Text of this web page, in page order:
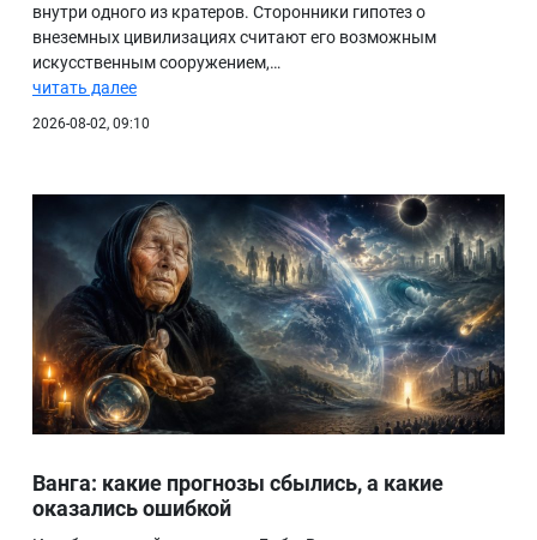
внутри одного из кратеров. Сторонники гипотез о
внеземных цивилизациях считают его возможным
искусственным сооружением,…
читать далее
2026-08-02, 09:10
Ванга: какие прогнозы сбылись, а какие
оказались ошибкой